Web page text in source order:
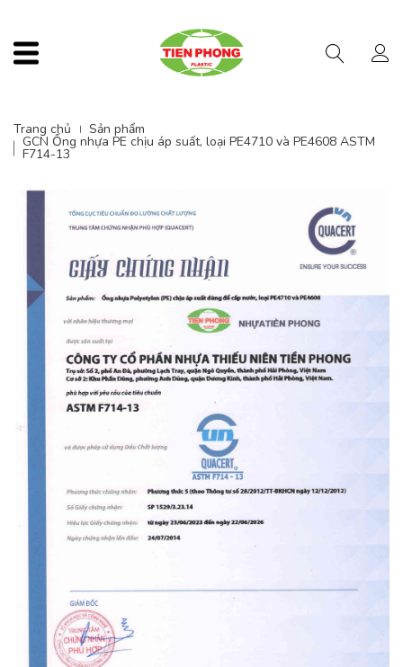
Trang chủ Sản phẩm
GCN Ống nhựa PE chịu áp suất, loại PE4710 và PE4608 ASTM
F714-13